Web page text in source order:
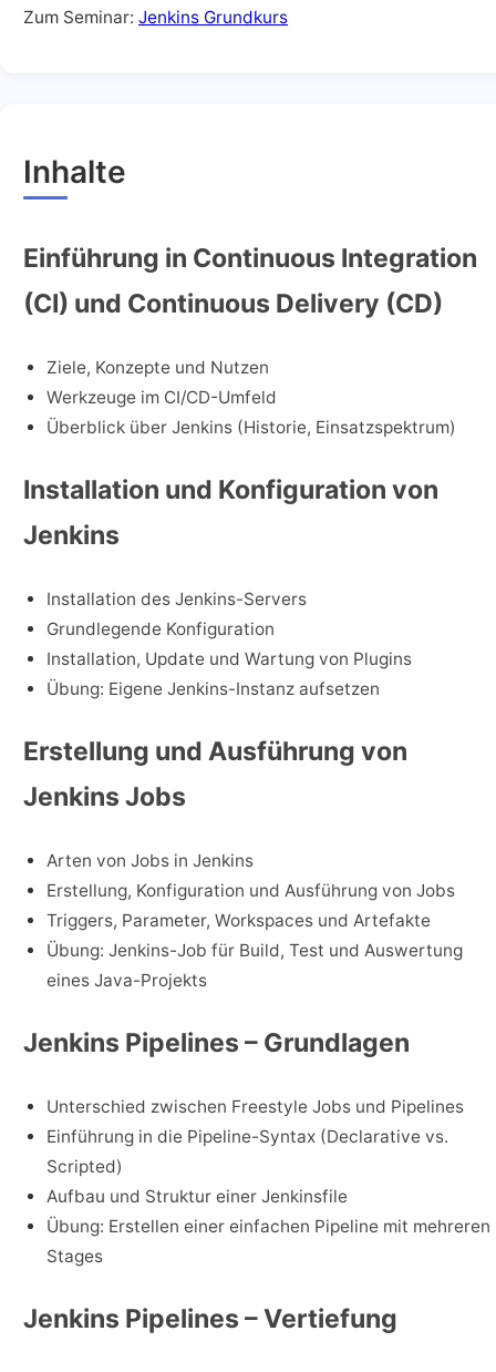
Zum Seminar: Jenkins Grundkurs
Inhalte
Einführung in Continuous Integration
(CI) und Continuous Delivery (CD)
Ziele, Konzepte und Nutzen
Werkzeuge im CI/CD-Umfeld
Überblick über Jenkins (Historie, Einsatzspektrum)
Installation und Konfiguration von
Jenkins
Installation des Jenkins-Servers
Grundlegende Konfiguration
Installation, Update und Wartung von Plugins
Übung: Eigene Jenkins-Instanz aufsetzen
Erstellung und Ausführung von
Jenkins Jobs
Arten von Jobs in Jenkins
Erstellung, Konfiguration und Ausführung von Jobs
Triggers, Parameter, Workspaces und Artefakte
Übung: Jenkins-Job für Build, Test und Auswertung
eines Java-Projekts
Jenkins Pipelines – Grundlagen
Unterschied zwischen Freestyle Jobs und Pipelines
Einführung in die Pipeline-Syntax (Declarative vs.
Scripted)
Aufbau und Struktur einer Jenkinsfile
Übung: Erstellen einer einfachen Pipeline mit mehreren
Stages
Jenkins Pipelines – Vertiefung